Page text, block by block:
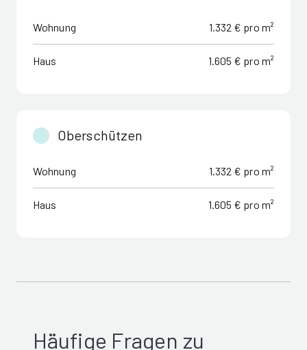
Wohnung 1.332 € pro m²
Haus 1.605 € pro m²
Oberschützen
Wohnung 1.332 € pro m²
Haus 1.605 € pro m²
Häufige Fragen zu